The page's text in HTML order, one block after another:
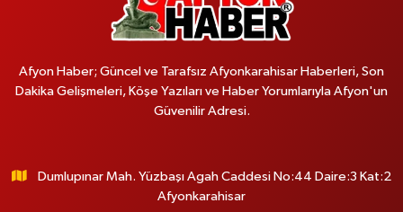
Afyon Haber; Güncel ve Tarafsız Afyonkarahisar Haberleri, Son
Dakika Gelişmeleri, Köşe Yazıları ve Haber Yorumlarıyla Afyon'un
Güvenilir Adresi.
Dumlupınar Mah. Yüzbaşı Agah Caddesi No:44 Daire:3 Kat:2
Afyonkarahisar